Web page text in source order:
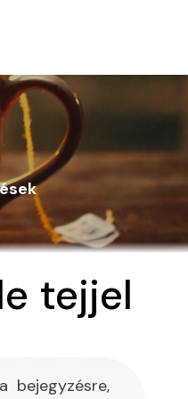
tejjel
bejegyzésre,